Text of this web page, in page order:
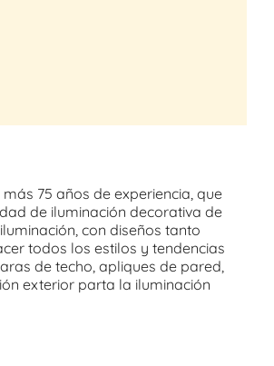
75 años de experiencia, que
de iluminación decorativa de
con diseños tanto
todos los estilos y tendencias
de techo, apliques de pared,
exterior parta la iluminación